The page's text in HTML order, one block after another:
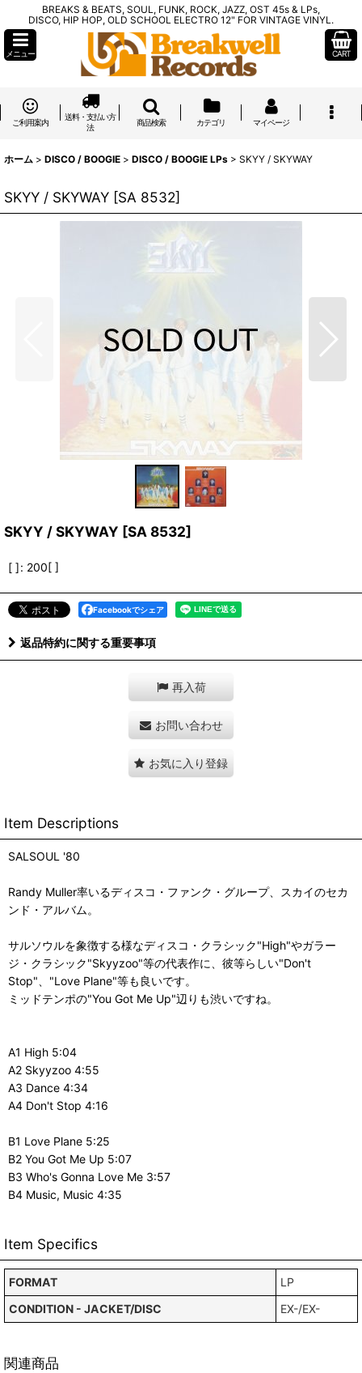
BREAKS & BEATS, SOUL, FUNK, ROCK, JAZZ, OST 45s & LPs,
DISCO, HIP HOP, OLD SCHOOL ELECTRO 12" FOR VINTAGE VINYL.
メニュー CART
ご利用案内
送料・支払い方
法
商品検索 カテゴリ マイページ
ホーム > DISCO / BOOGIE > DISCO / BOOGIE LPs > SKYY / SKYWAY
SKYY / SKYWAY [SA 8532]
SKYY / SKYWAY [SA 8532]
[ ]: 200[ ]
Facebookでシェア
返品特約に関する重要事項
再入荷
お問い合わせ
お気に入り登録
Item Descriptions
SALSOUL '80
Randy Muller率いるディスコ・ファンク・グループ、スカイのセカ
ンド・アルバム。
サルソウルを象徴する様なディスコ・クラシック"High"やガラー
ジ・クラシック"Skyyzoo"等の代表作に、彼等らしい"Don't
Stop"、"Love Plane"等も良いです。
ミッドテンポの"You Got Me Up"辺りも渋いですね。
A1 High 5:04
A2 Skyyzoo 4:55
A3 Dance 4:34
A4 Don't Stop 4:16
B1 Love Plane 5:25
B2 You Got Me Up 5:07
B3 Who's Gonna Love Me 3:57
B4 Music, Music 4:35
Item Specifics
FORMAT
LP
CONDITION - JACKET/DISC
EX-/EX-
関連商品